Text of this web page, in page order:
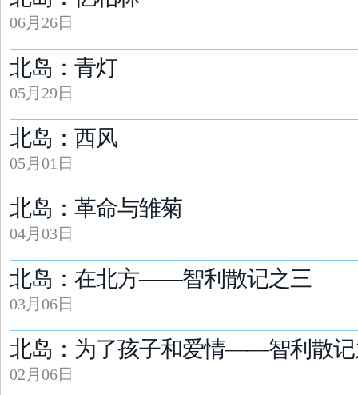
06月26日
北岛：青灯
05月29日
北岛：西风
05月01日
北岛：革命与雏菊
04月03日
北岛：在北方——智利散记之三
03月06日
北岛：为了孩子和爱情——智利散记
02月06日